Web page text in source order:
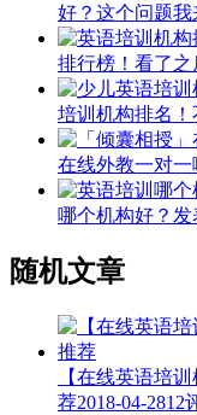
好？这个问题我
排行榜！看了之
培训机构排名！
在线外教一对一
哪个机构好？发
随机文章
【在线英语培
荐2018-04-2812